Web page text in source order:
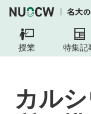
授業 特集記
カル